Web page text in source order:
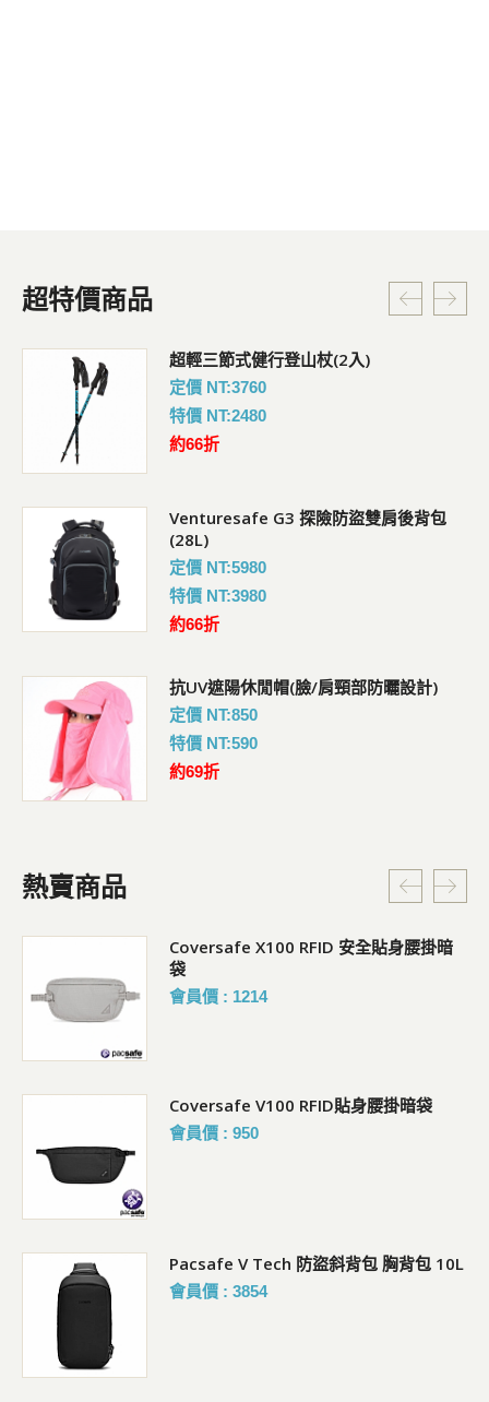
超特價商品
超輕三節式健行登山杖(2入)
定價 NT:3760
特價 NT:2480
約66折
Venturesafe G3 探險防盜雙肩後背包
(28L)
定價 NT:5980
特價 NT:3980
約66折
抗UV遮陽休閒帽(臉/肩頸部防曬設計)
定價 NT:850
特價 NT:590
約69折
熱賣商品
Coversafe X100 RFID 安全貼身腰掛暗
袋
會員價 : 1214
Coversafe V100 RFID貼身腰掛暗袋
會員價 : 950
Pacsafe V Tech 防盜斜背包 胸背包 10L
會員價 : 3854